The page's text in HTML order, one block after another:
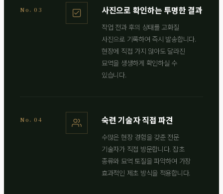
No. 03 사진으로 확인하는 투명한 결과
작업 전과 후의 상태를 고화질
사진으로 기록하여 즉시 발송합니다.
현장에 직접 가지 않아도 달라진
묘역을 생생하게 확인하실 수
있습니다.
No. 04 숙련 기술자 직접 파견
수많은 현장 경험을 갖춘 전문
기술자가 직접 방문합니다. 잡초
종류와 묘역 토질을 파악하여 가장
효과적인 제초 방식을 적용합니다.